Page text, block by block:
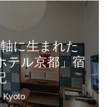
に生まれた
テル京都」宿
Kyoto